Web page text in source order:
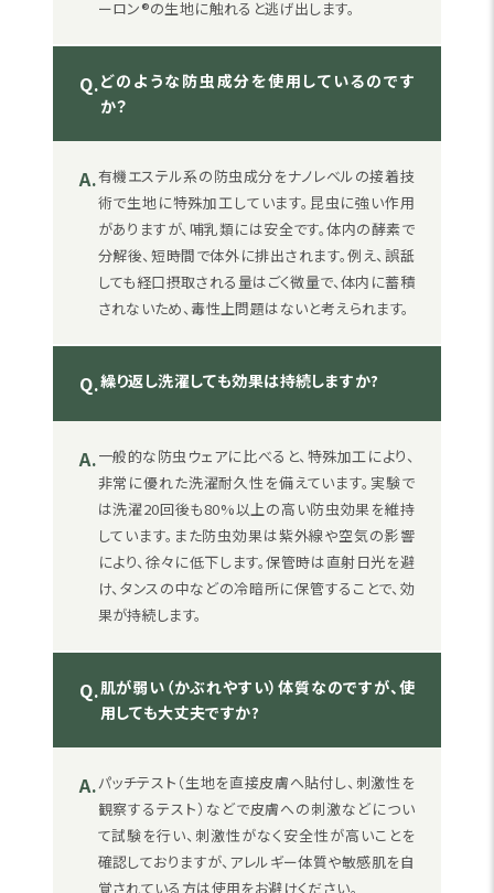
ーロン®の生地に触れると逃げ出します。
Q.どのような防虫成分を使用しているのです
か？
A.有機エステル系の防虫成分をナノレベルの接着技
術で生地に特殊加工しています。昆虫に強い作用
がありますが、哺乳類には安全です。体内の酵素で
分解後、短時間で体外に排出されます。例え、誤舐
しても経口摂取される量はごく微量で、体内に蓄積
されないため、毒性上問題はないと考えられます。
Q.繰り返し洗濯しても効果は持続しますか?
A.一般的な防虫ウェアに比べると、特殊加工により、
非常に優れた洗濯耐久性を備えています。実験で
は洗濯20回後も80%以上の高い防虫効果を維持
しています。また防虫効果は紫外線や空気の影響
により、徐々に低下します。保管時は直射日光を避
け、タンスの中などの冷暗所に保管することで、効
果が持続します。
Q.肌が弱い（かぶれやすい）体質なのですが、使
用しても大丈夫ですか?
A.パッチテスト（生地を直接皮膚へ貼付し、刺激性を
観察するテスト）などで皮膚への刺激などについ
て試験を行い、刺激性がなく安全性が高いことを
確認しておりますが、アレルギー体質や敏感肌を自
覚されている方は使用をお避けください。